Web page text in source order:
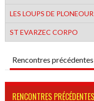
LES LOUPS DE PLONEOUR
ST EVARZEC CORPO
Rencontres précédentes
RENCONTRES PRÉCÉDENTES